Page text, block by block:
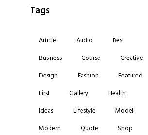
Tags
Article Audio
Best
Business
Course
Creative
Design
Fashion
Featured
First
Gallery
Health
Ideas
Lifestyle
Model
Modern
Quote
Shop